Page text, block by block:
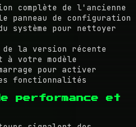
complète de l'ancienne
panneau de configuration
système pour nettoyer
la version récente
à votre modèle
pour activer
fonctionnalités
performance et